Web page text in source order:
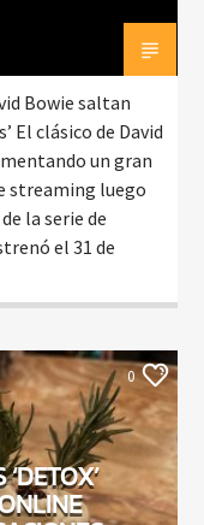
Bowie saltan
El clásico de David
un gran
streaming luego
la serie de
el 31 de
0